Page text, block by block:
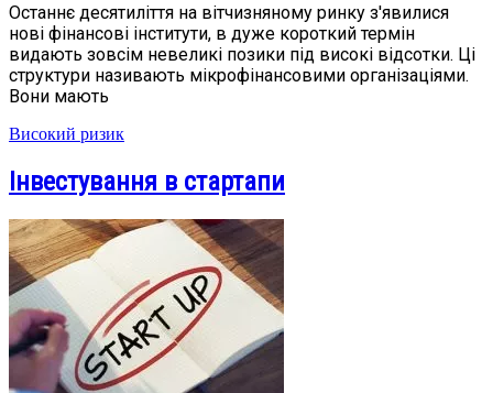
Останнє десятиліття на вітчизняному ринку з'явилися
нові фінансові інститути, в дуже короткий термін
видають зовсім невеликі позики під високі відсотки. Ці
структури називають мікрофінансовими організаціями.
Вони мають
Високий ризик
Інвестування в стартапи